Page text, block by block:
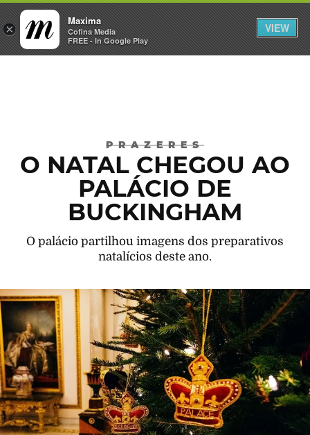
×
Maxima
Cofina Media
FREE - In Google Play
VIEW
INICIAR SESSÃO
PRAZERES
O NATAL CHEGOU AO
PALÁCIO DE
BUCKINGHAM
O palácio partilhou imagens dos preparativos
natalícios deste ano.